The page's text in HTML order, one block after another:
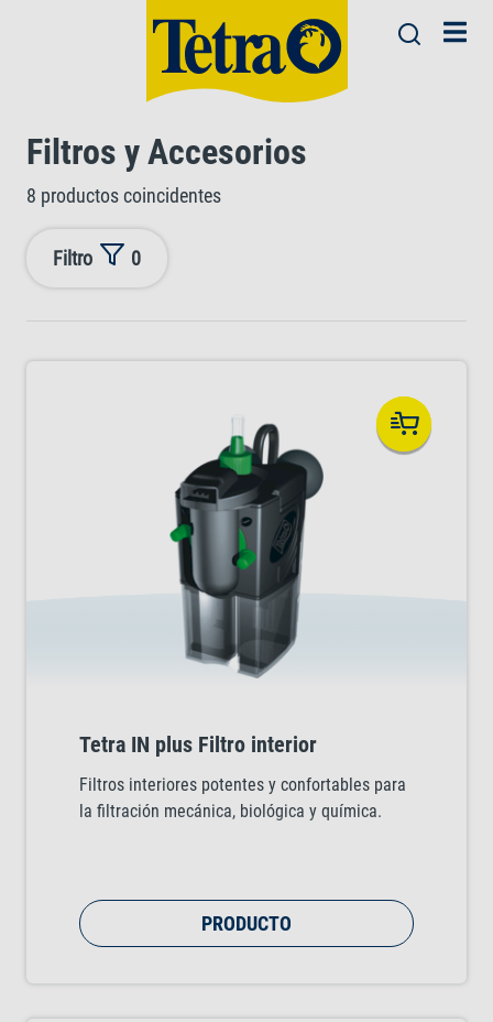
Filtros y Accesorios
8 productos coincidentes
Filtro 0
Tetra IN plus Filtro interior
Filtros interiores potentes y confortables para
la filtración mecánica, biológica y química.
PRODUCTO